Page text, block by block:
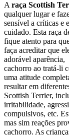
Araça Scottish
qualquer lugar e
sensível a críticas e
cuidado. Esta raça
fique atento para
faça acreditar que
adorável aparência,
cachorro ao tratá-li
uma atitude
resultar em
Scottish Terrier,
irritabilidade,
compulsivos, etc.
mas sim reações
cachorro. As